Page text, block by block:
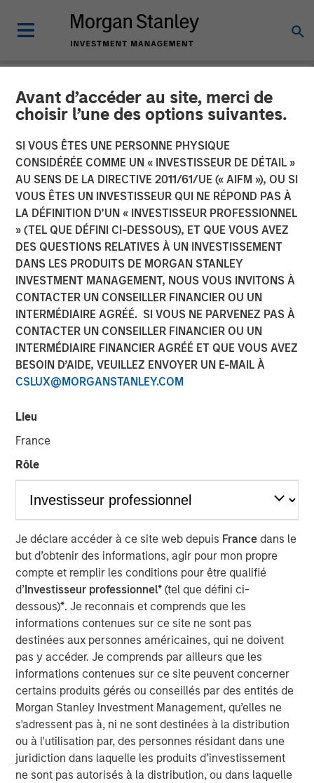
Avant d’accéder au site, merci de
choisir l’une des options suivantes.
SI VOUS ÊTES UNE PERSONNE PHYSIQUE
CONSIDÉRÉE COMME UN « INVESTISSEUR DE DÉTAIL »
AU SENS DE LA DIRECTIVE 2011/61/UE (« AIFM »), OU SI
VOUS ÊTES UN INVESTISSEUR QUI NE RÉPOND PAS À
LA DÉFINITION D’UN « INVESTISSEUR PROFESSIONNEL
» (TEL QUE DÉFINI CI-DESSOUS), ET QUE VOUS AVEZ
DES QUESTIONS RELATIVES À UN INVESTISSEMENT
DANS LES PRODUITS DE MORGAN STANLEY
INVESTMENT MANAGEMENT, NOUS VOUS INVITONS À
CONTACTER UN CONSEILLER FINANCIER OU UN
INTERMÉDIAIRE AGRÉÉ. SI VOUS NE PARVENEZ PAS À
CONTACTER UN CONSEILLER FINANCIER OU UN
INTERMÉDIAIRE FINANCIER AGRÉÉ ET QUE VOUS AVEZ
BESOIN D’AIDE, VEUILLEZ ENVOYER UN E-MAIL À
CSLUX@MORGANSTANLEY.COM
Lieu
France
Rôle
Je déclare accéder à ce site web depuis France dans le
but d’obtenir des informations, agir pour mon propre
compte et remplir les conditions pour être qualifié
d’Investisseur professionnel*(tel que défini ci-
dessous)*. Je reconnais et comprends que les
informations contenues sur ce site ne sont pas
destinées aux personnes américaines, qui ne doivent
pas y accéder. Je comprends par ailleurs que les
informations contenues sur ce site peuvent concerner
certains produits gérés ou conseillés par des entités de
Morgan Stanley Investment Management, qu’elles ne
s'adressent pas à, ni ne sont destinées à la distribution
ou à l'utilisation par, des personnes résidant dans une
juridiction dans laquelle les produits d’investissement
ne sont pas autorisés à la distribution, ou dans laquelle
NEWSROOM
Morgan Stanley Real Estate
Investing and QuinSpark
Announce the Sale of the
Pullman Paris Tour Eiffel
Hotel
17 AVRIL 2026
PARIS — April 17, 2026
An investment fund managed by Morgan Stanley Real
QuinSpark Investment Partners (QuinSpark), today
announced the sale of the Pullman Paris Tour Eiffel, a
landmark 435‑room hotel, to a consortium of investors
managed by Batipart Europe. QuinSpark will continue to
The Pullman Paris Tour Eiffel is one of Paris’ most
prominent upscale hotels, located steps away from the
Eiffel Tower and operated by Accor under the Pullman
brand. The hotel was acquired in March 2024 by MSREI in
partnership with QuinSpark, as part of its strategy to
invest in high‑quality hotels in Europe’s leading gateway
cities.
Since acquisition, MSREI and QuinSpark have pursued an
active value‑creation program, including operational
enhancements, improvements to the guest experience
and reductions in energy consumption. As a result, the
hotel has achieved strong operating performance and
reinforced its positioning in the resilient Paris hospitality
market.